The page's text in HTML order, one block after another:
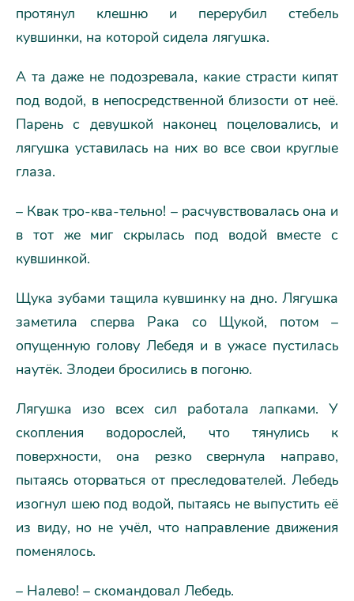
протянул клешню и перерубил стебель
кувшинки, на которой сидела лягушка.
А та даже не подозревала, какие страсти кипят
под водой, в непосредственной близости от неё.
Парень с девушкой наконец поцеловались, и
лягушка уставилась на них во все свои круглые
глаза.
– Квак тро-ква-тельно! – расчувствовалась она и
в тот же миг скрылась под водой вместе с
кувшинкой.
Щука зубами тащила кувшинку на дно. Лягушка
заметила сперва Рака со Щукой, потом –
опущенную голову Лебедя и в ужасе пустилась
наутёк. Злодеи бросились в погоню.
Лягушка изо всех сил работала лапками. У
скопления водорослей, что тянулись к
поверхности, она резко свернула направо,
пытаясь оторваться от преследователей. Лебедь
изогнул шею под водой, пытаясь не выпустить её
из виду, но не учёл, что направление движения
поменялось.
– Налево! – скомандовал Лебедь.